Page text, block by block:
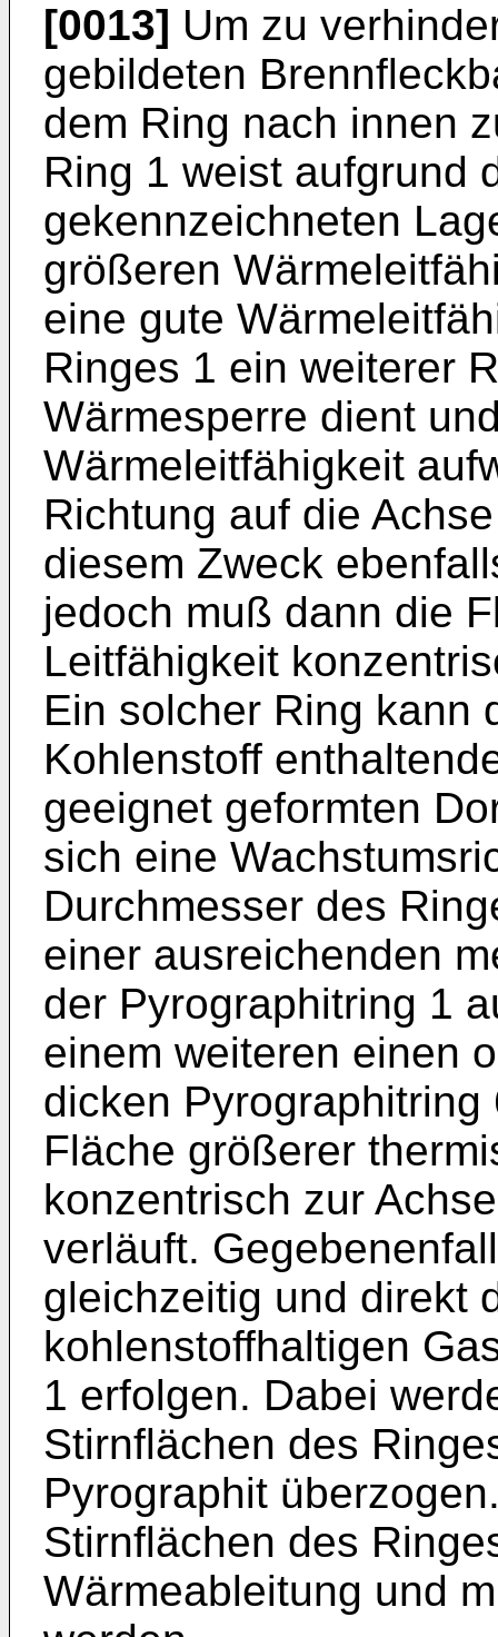
[0013] Um zu
gebildeten
dem Ring nach innen
Ring 1 weist aufgrund
gekennzeichneten
größeren
eine gute
Ringes 1 ein weiterer
Wärmesperre dient
Wärmeleitfähigkeit
Richtung auf die
diesem Zweck
jedoch muß dann die
Leitfähigkeit
Ein solcher Ring kann
Kohlenstoff
geeignet geformten
sich eine
Durchmesser des
einer ausreichenden
der Pyrographitring 1
einem weiteren einen
dicken
Fläche größerer
konzentrisch zur
verläuft.
gleichzeitig und direkt
kohlenstoffhaltigen
1 erfolgen. Dabei
Stirnflächen des
Pyrographit
Stirnflächen des
Wärmeableitung und